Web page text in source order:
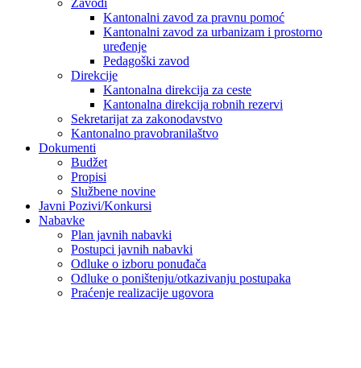
Zavodi
Kantonalni zavod za pravnu pomoć
Kantonalni zavod za urbanizam i prostorno
uređenje
Pedagoški zavod
Direkcije
Kantonalna direkcija za ceste
Kantonalna direkcija robnih rezervi
Sekretarijat za zakonodavstvo
Kantonalno pravobranilaštvo
Dokumenti
Budžet
Propisi
Službene novine
Javni Pozivi/Konkursi
Nabavke
Plan javnih nabavki
Postupci javnih nabavki
Odluke o izboru ponuđača
Odluke o poništenju/otkazivanju postupaka
Praćenje realizacije ugovora